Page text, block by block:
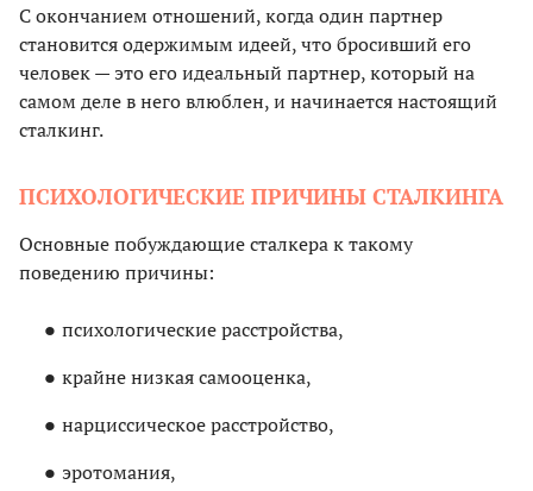
C окончанием отношений, когда один партнер
становится одержимым идеей, что бросивший его
человек — это его идеальный партнер, который на
самом деле в него влюблен, и начинается настоящий
сталкинг.
ПСИХОЛОГИЧЕСКИЕ ПРИЧИНЫ СТАЛКИНГА
Основные побуждающие сталкера к такому
поведению причины:
психологические расстройства,
крайне низкая самооценка,
нарциссическое расстройство,
эротомания,